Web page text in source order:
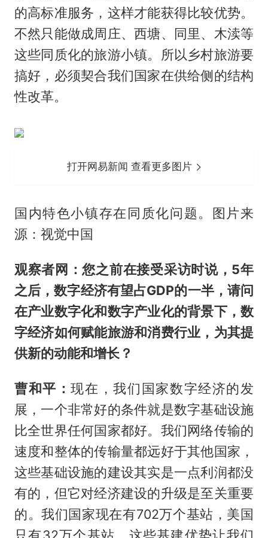
的高标准服务，这样才能获得比较优势。
不然只能做成周庄、西塘、同里、木渎等
这些同质化的旅游小镇。所以乡村旅游要
搞好，必须契合我们国家在供给侧的结构
性改革。
打开网易新闻 查看更多图片
国内特色小镇存在同质化问题。图片来
源：视觉中国
观察者网：您之前在接受采访时说，5年
之后，数字经济有望占GDP的一半，请问
在产业数字化和数字产业化的背景下，数
字经济如何赋能旅游和消费行业，为其提
供新的动能和增长？
曹和平：现在，我们国家数字经济的发
展，一个非常好的条件就是数字基础设施
比全世界任何国家都好。我们网络传输的
速度和整体的传输量都远好于其他国家，
这些基础设施的建设其实是一点利润都没
有的，但它对经济建设的升级是至关重要
的。我们国家现在有702万个基站，美国